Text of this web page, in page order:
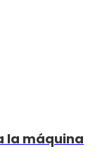
la máquina